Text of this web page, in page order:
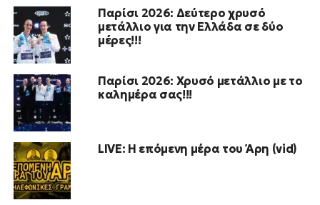
Παρίσι 2026: Δεύτερο χρυσό
μετάλλιο για την Ελλάδα σε δύο
μέρες!!!
Παρίσι 2026: Χρυσό μετάλλιο με το
καλημέρα σας!!!
LIVE: Η επόμενη μέρα του Άρη (vid)